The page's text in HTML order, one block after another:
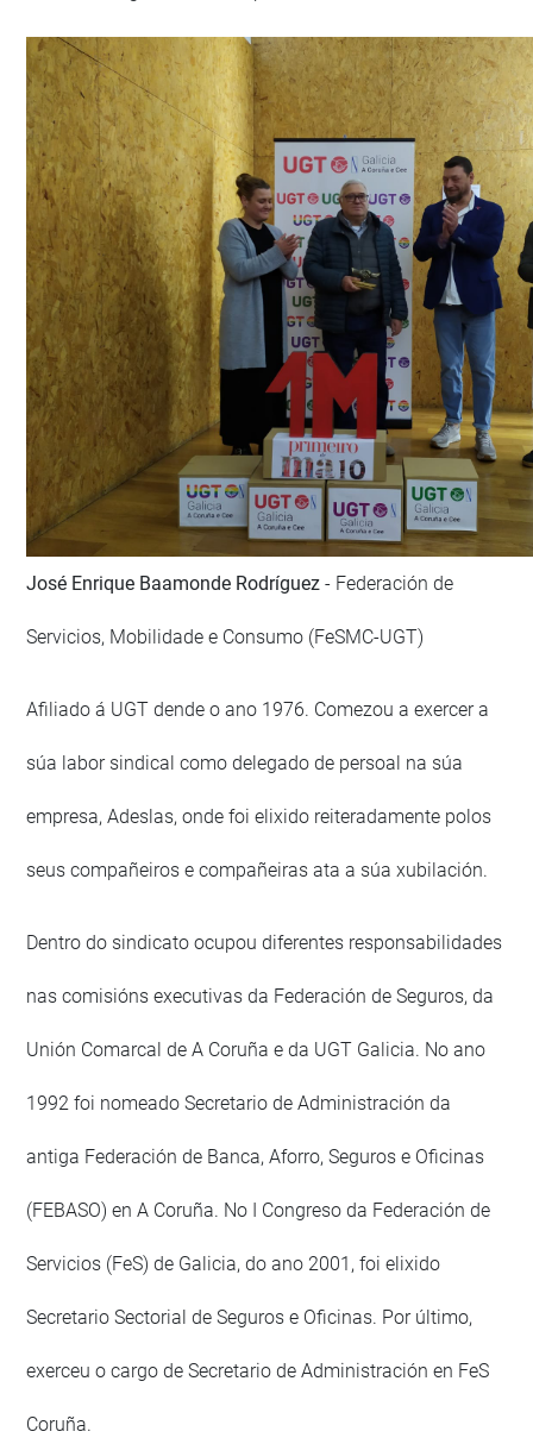
José Enrique Baamonde Rodríguez - Federación de
Servicios, Mobilidade e Consumo (FeSMC-UGT)
Afiliado á UGT dende o ano 1976. Comezou a exercer a
súa labor sindical como delegado de persoal na súa
empresa, Adeslas, onde foi elixido reiteradamente polos
seus compañeiros e compañeiras ata a súa xubilación.
Dentro do sindicato ocupou diferentes responsabilidades
nas comisións executivas da Federación de Seguros, da
Unión Comarcal de A Coruña e da UGT Galicia. No ano
1992 foi nomeado Secretario de Administración da
antiga Federación de Banca, Aforro, Seguros e Oficinas
(FEBASO) en A Coruña. No I Congreso da Federación de
Servicios (FeS) de Galicia, do ano 2001, foi elixido
Secretario Sectorial de Seguros e Oficinas. Por último,
exerceu o cargo de Secretario de Administración en FeS
Coruña.